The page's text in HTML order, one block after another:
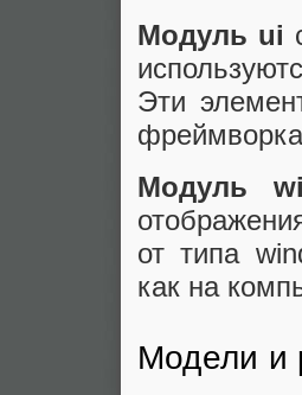
Модуль ui
Эти
Модуль
от типа
как на
Модели и